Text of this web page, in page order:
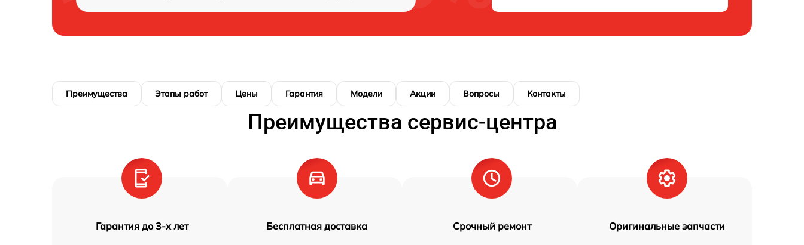
Преимущества Этапы работ Цены Гарантия Модели Акции Вопросы Контакты
Преимущества сервис-центра
Гарантия до 3-х лет Бесплатная доставка Срочный ремонт Оригинальные запчасти